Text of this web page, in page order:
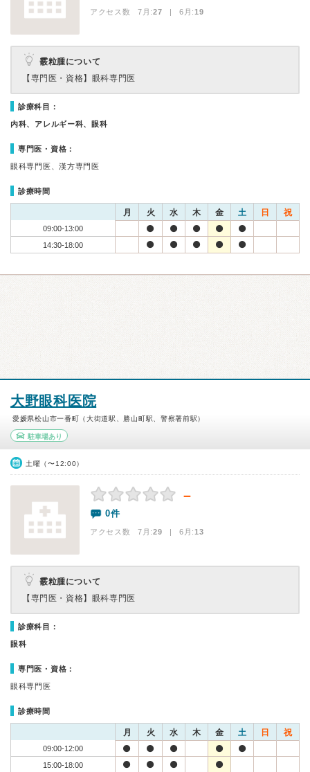
アクセス数 7月:27 | 6月:19
霰粒腫について
【専門医・資格】 眼科専門医
診療科目：
内科、アレルギー科、眼科
専門医・資格：
眼科専門医、漢方専門医
診療時間
月 火 水 木 金 土 日 祝
09:00-13:00
14:30-18:00
大野眼科医院
愛媛県松山市一番町（大街道駅、勝山町駅、警察署前駅）
駐車場あり
土曜（〜12:00）
－
0件
アクセス数 7月:29 | 6月:13
霰粒腫について
【専門医・資格】 眼科専門医
診療科目：
眼科
専門医・資格：
眼科専門医
診療時間
月 火 水 木 金 土 日 祝
09:00-12:00
15:00-18:00